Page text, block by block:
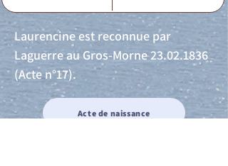
Laurencine est reconnue par
Laguerre au Gros-Morne23.02.1836
(Acte n°17).
Acte de naissance